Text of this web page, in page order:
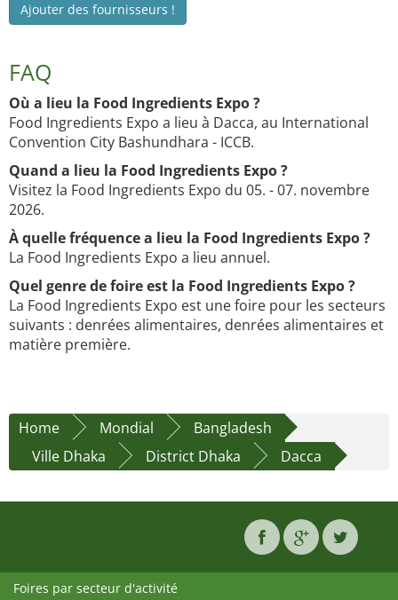
Ajouter des fournisseurs !
FAQ
Où a lieu la Food Ingredients Expo ?
Food Ingredients Expo a lieu à Dacca, au International
Convention City Bashundhara - ICCB.
Quand a lieu la Food Ingredients Expo ?
Visitez la Food Ingredients Expo du 05. - 07. novembre
2026.
À quelle fréquence a lieu la Food Ingredients Expo ?
La Food Ingredients Expo a lieu annuel.
Quel genre de foire est la Food Ingredients Expo ?
La Food Ingredients Expo est une foire pour les secteurs
suivants : denrées alimentaires, denrées alimentaires et
matière première.
Home Mondial
Bangladesh
Ville Dhaka
District Dhaka Dacca
Foires par secteur d'activité